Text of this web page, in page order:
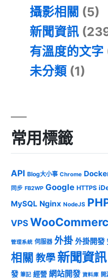
攝影相關 (5)
新聞資訊
有溫度的文字
未分類 (1)
常用標籤
API Blog大小事 Chrome
同步 FB2WP Google HTTPS
MySQL Nginx NodeJS
VPS
管理系統 伺服器 外掛 外掛開發
相關 教學 新聞資訊
發 筆記 經營 網站開發 資料庫 開